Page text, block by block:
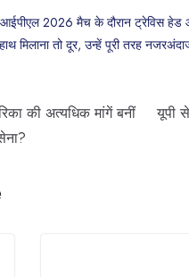
2026 मैच के दौरान ट्रेविस हेड
मिलाना तो दूर, उन्हें पूरी तरह
की अत्यधिक मांगें बनीं
यूपी